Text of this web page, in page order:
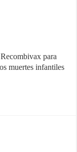
para
muertes infantiles